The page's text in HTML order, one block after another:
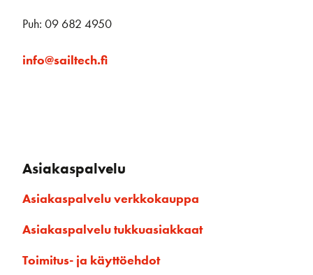
Puh: 09 682 4950
info@sailtech.fi
Asiakaspalvelu
Asiakaspalvelu verkkokauppa
Asiakaspalvelu tukkuasiakkaat
Toimitus- ja käyttöehdot